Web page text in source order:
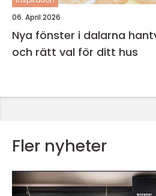
06. April 2026
Nya fönster i dalarna hantverk, hållbarhet
och rätt val för ditt hus
Fler nyheter